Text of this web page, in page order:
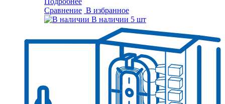
Сравнение В избранное
В наличии 5 шт